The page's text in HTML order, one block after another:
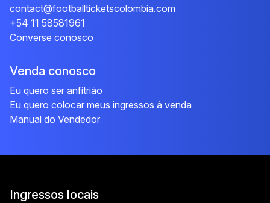
contact@footballticketscolombia.com
+54 11 58581961
Converse conosco
Venda conosco
Eu quero ser anfitrião
Eu quero colocar meus ingressos à venda
Manual do Vendedor
Ingressos locais